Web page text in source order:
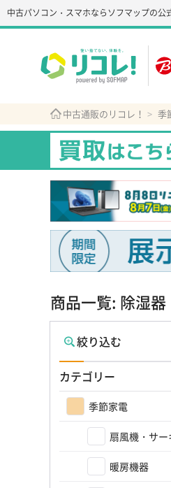
中古パソコン・スマホならソフマップの公
中古通販のリコレ！ 季
商品一覧: 除湿器
絞り込む
カテゴリー
季節家電
扇風機・サ
暖房機器